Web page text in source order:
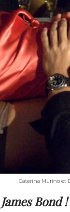
Caterina Murino et
Bond !